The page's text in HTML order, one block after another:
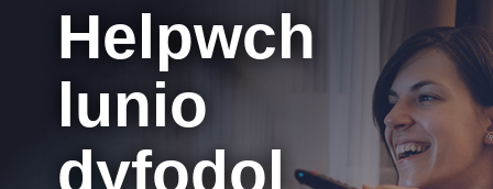
Helpwch
lunio
dyfodol